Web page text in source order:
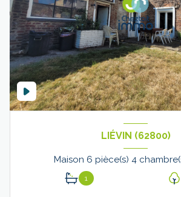
LIÉVIN (62800)
1